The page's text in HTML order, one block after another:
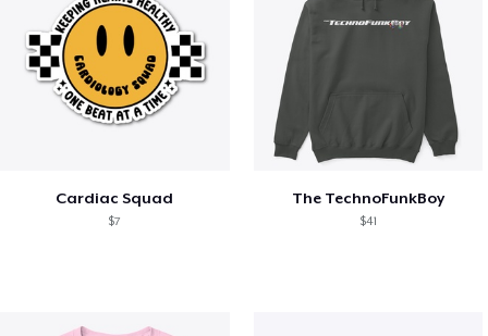
Cardiac Squad
$7
The TechnoFunkBoy
$41